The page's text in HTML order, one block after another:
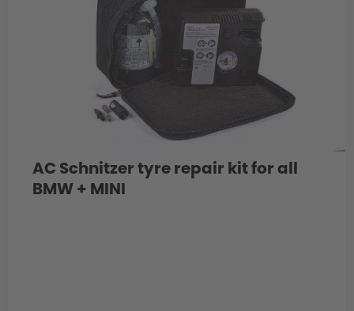
AC Schnitzer tyre repair kit for all
BMW + MINI